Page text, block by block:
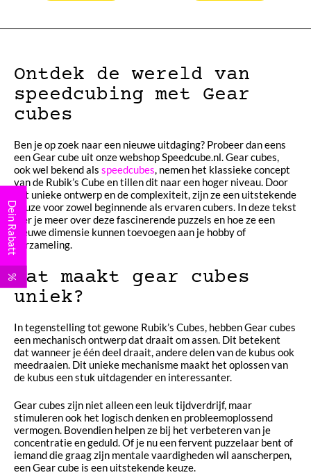
Ontdek de wereld van
speedcubing met Gear
cubes
Ben je op zoek naar een nieuwe uitdaging? Probeer dan eens
een Gear cube uit onze webshop Speedcube.nl. Gear cubes,
ook wel bekend als speedcubes, nemen het klassieke concept
van de Rubik’s Cube en tillen dit naar een hoger niveau. Door
het unieke ontwerp en de complexiteit, zijn ze een uitstekende
keuze voor zowel beginnende als ervaren cubers. In deze tekst
leer je meer over deze fascinerende puzzels en hoe ze een
nieuwe dimensie kunnen toevoegen aan je hobby of
verzameling.
Wat maakt gear cubes
uniek?
In tegenstelling tot gewone Rubik’s Cubes, hebben Gear cubes
een mechanisch ontwerp dat draait om assen. Dit betekent
dat wanneer je één deel draait, andere delen van de kubus ook
meedraaien. Dit unieke mechanisme maakt het oplossen van
de kubus een stuk uitdagender en interessanter.
Gear cubes zijn niet alleen een leuk tijdverdrijf, maar
stimuleren ook het logisch denken en probleemoplossend
vermogen. Bovendien helpen ze bij het verbeteren van je
concentratie en geduld. Of je nu een fervent puzzelaar bent of
iemand die graag zijn mentale vaardigheden wil aanscherpen,
een Gear cube is een uitstekende keuze.
Dein Rabatt
%